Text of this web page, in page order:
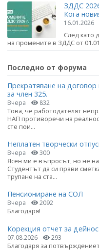
ЗДДС
Кога
16.01.2026
След като
на промените в ЗДДС от
Последно от форума
Прекратяване на
за член 325.
Вчера 832
Това, че работодателят
НАП противоречи на
сте пои...
Неплатен творчески
Вчера 300
Ясен ми е въпросът, но не
Студентът да си прави
трупане на ста...
Пенсиониране на СОЛ
Вчера 2092
Благодаря!
Корекция отчет за
07.08.2026 293
Благодаря за